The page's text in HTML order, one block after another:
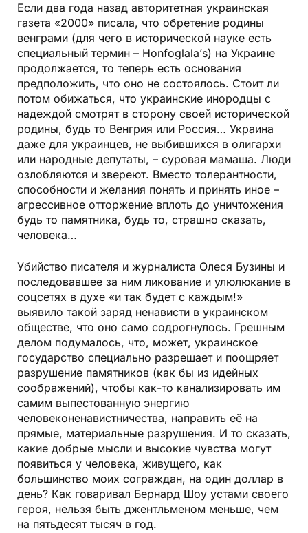
Если два года назад авторитетная украинская
газета «2000» писала, что обретение родины
венграми (для чего в исторической науке есть
специальный термин – Honfoglalа’s) на Украине
продолжается, то теперь есть основания
предположить, что оно не состоялось. Стоит ли
потом обижаться, что украинские инородцы с
надеждой смотрят в сторону своей исторической
родины, будь то Венгрия или Россия… Украина
даже для украинцев, не выбившихся в олигархи
или народные депутаты, – суровая мамаша. Люди
озлобляются и звереют. Вместо толерантности,
способности и желания понять и принять иное –
агрессивное отторжение вплоть до уничтожения
будь то памятника, будь то, страшно сказать,
человека…
Убийство писателя и журналиста Олеся Бузины и
последовавшее за ним ликование и улюлюкание в
соцсетях в духе «и так будет с каждым!»
выявило такой заряд ненависти в украинском
обществе, что оно само содрогнулось. Грешным
делом подумалось, что, может, украинское
государство специально разрешает и поощряет
разрушение памятников (как бы из идейных
соображений), чтобы как-то канализировать им
самим выпестованную энергию
человеконенавистничества, направить её на
прямые, материальные разрушения. И то сказать,
какие добрые мысли и высокие чувства могут
появиться у человека, живущего, как
большинство моих сограждан, на один доллар в
день? Как говаривал Бернард Шоу устами своего
героя, нельзя быть джентльменом меньше, чем
на пятьдесят тысяч в год.